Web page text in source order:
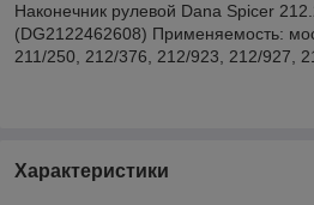
Наконечник рулевой Dana Spicer
(DG2122462608) Применяемость:
211/250, 212/376, 212/923, 212/927,
Характеристики